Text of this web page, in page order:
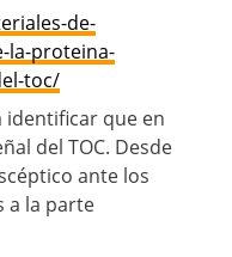
de-
la-proteina-
toc/
identificar que en
del TOC. Desde
ante los
a la parte